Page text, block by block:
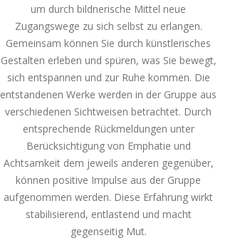
um durch bildnerische Mittel neue
Zugangswege zu sich selbst zu erlangen.
Gemeinsam können Sie durch künstlerisches
Gestalten erleben und spüren, was Sie bewegt,
sich entspannen und zur Ruhe kommen. Die
entstandenen Werke werden in der Gruppe aus
verschiedenen Sichtweisen betrachtet. Durch
entsprechende Rückmeldungen unter
Berücksichtigung von Emphatie und
Achtsamkeit dem jeweils anderen gegenüber,
können positive Impulse aus der Gruppe
aufgenommen werden. Diese Erfahrung wirkt
stabilisierend, entlastend und macht
gegenseitig Mut.